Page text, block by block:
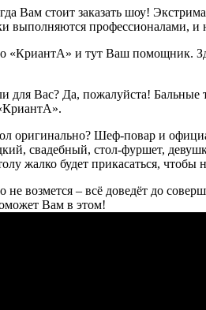
Вам стоит заказать шоу!
выполняются профессионалами, и
«КриантА» и тут Ваш помощник.
для Вас? Да, пожалуйста!
оригинально? Шеф-повар и
свадебный, стол-фуршет,
жалко будет прикасаться, чтобы
не возмется – всё доведёт до
Вам в этом!